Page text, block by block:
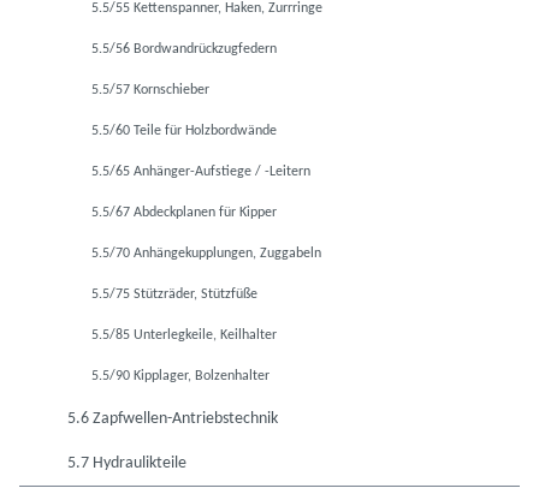
5.5/55 Kettenspanner, Haken, Zurrringe
5.5/56 Bordwandrückzugfedern
5.5/57 Kornschieber
5.5/60 Teile für Holzbordwände
5.5/65 Anhänger-Aufstiege / -Leitern
5.5/67 Abdeckplanen für Kipper
5.5/70 Anhängekupplungen, Zuggabeln
5.5/75 Stützräder, Stützfüße
5.5/85 Unterlegkeile, Keilhalter
5.5/90 Kipplager, Bolzenhalter
5.6 Zapfwellen-Antriebstechnik
5.7 Hydraulikteile